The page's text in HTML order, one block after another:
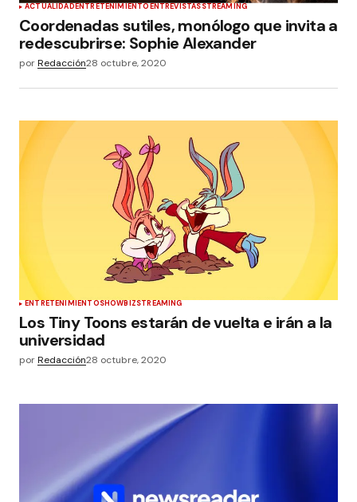
ACTUALIDADENTRETENIMIENTOENTREVISTASSTREAMING
Coordenadas sutiles, monólogo que invita a
redescubrirse: Sophie Alexander
porRedacción28 octubre, 2020
ENTRETENIMIENTOSHOWBIZSTREAMING
Los Tiny Toons estarán de vuelta e irán a la
universidad
porRedacción28 octubre, 2020